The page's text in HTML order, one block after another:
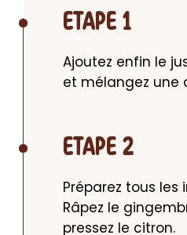
ETAPE 1
Ajoutez enfin le
et mélangez une
ETAPE 2
Préparez tous les
Râpez le
pressez le citron.